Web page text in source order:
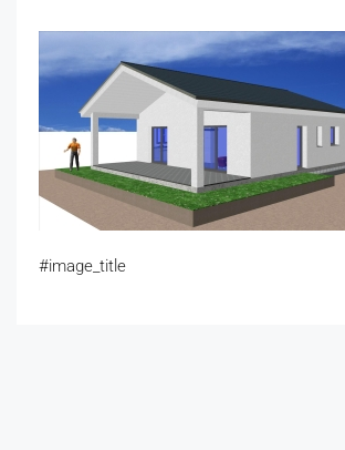
#image_title